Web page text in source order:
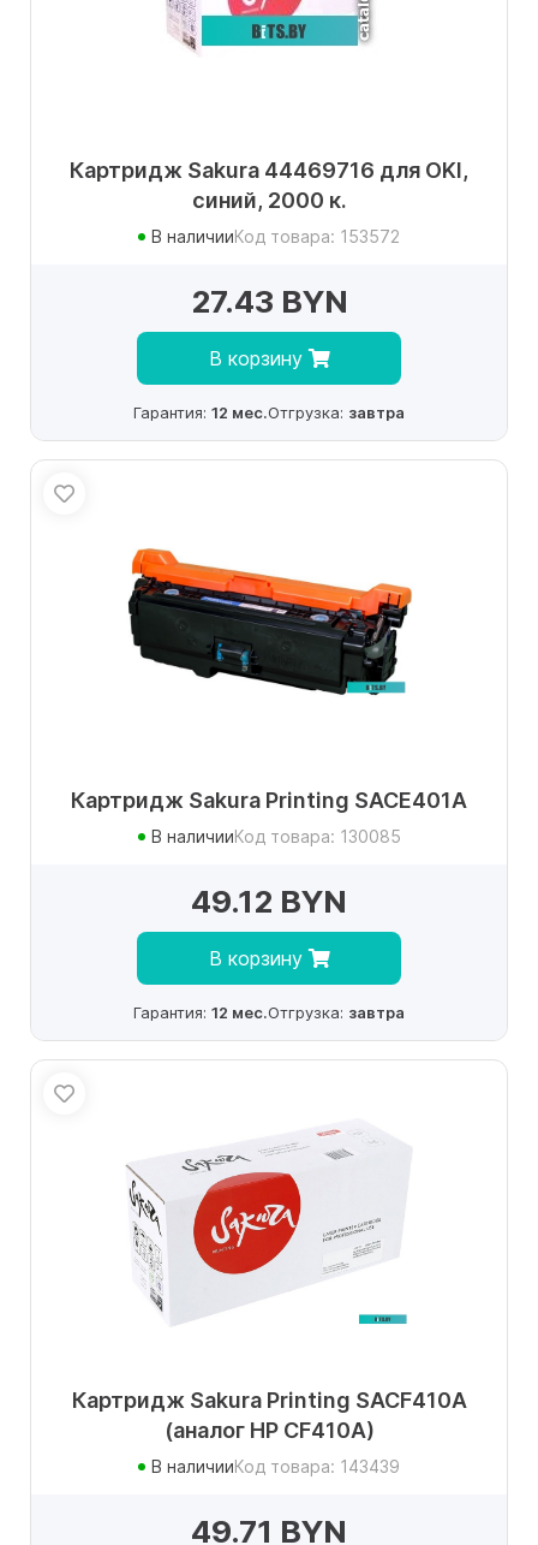
Картридж Sakura 44469716 для OKI,
синий, 2000 к.
В наличииКод товара: 153572
27.43 BYN
В корзину
Гарантия: 12 мес.Отгрузка: завтра
Картридж Sakura Printing SACE401A
В наличииКод товара: 130085
49.12 BYN
В корзину
Гарантия: 12 мес.Отгрузка: завтра
Картридж Sakura Printing SACF410A
(аналог HP CF410A)
В наличииКод товара: 143439
49.71 BYN